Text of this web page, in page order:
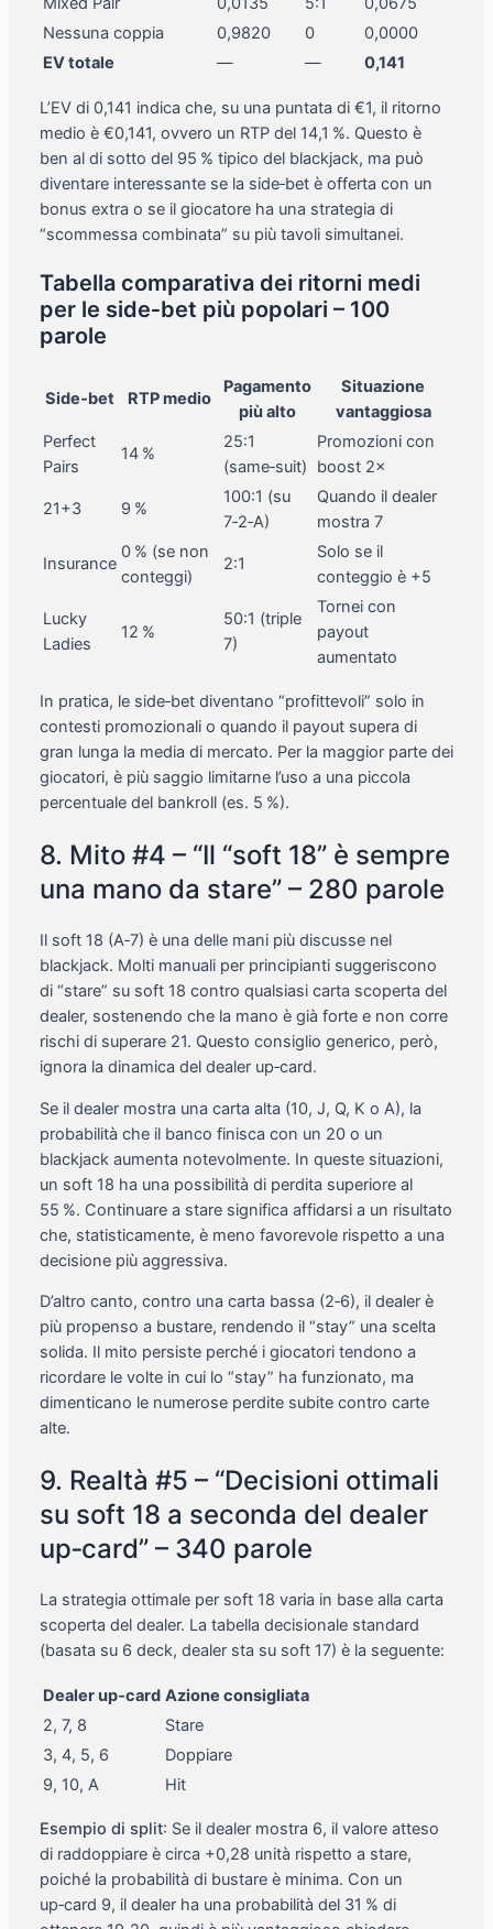
Nessuna coppia
0,9820 0
0,0000
EV totale
— — 0,141
L’EV di 0,141 indica che, su una puntata di €1, il ritorno
medio è €0,141, ovvero un RTP del 14,1 %. Questo è
ben al di sotto del 95 % tipico del blackjack, ma può
diventare interessante se la side‑bet è offerta con un
bonus extra o se il giocatore ha una strategia di
“scommessa combinata” su più tavoli simultanei.
Tabella comparativa dei ritorni medi
per le side‑bet più popolari – 100
parole
Side‑bet RTP medio
Pagamento
più alto
Situazione
vantaggiosa
Perfect
Pairs
14 %
25:1
(same‑suit)
Promozioni con
boost 2×
21+3 9 %
100:1 (su
7‑2‑A)
Quando il dealer
mostra 7
Insurance
0 % (se non
conteggi)
2:1
Solo se il
conteggio è +5
Lucky
Ladies
12 %
50:1 (triple
7)
Tornei con
payout
aumentato
In pratica, le side‑bet diventano “profittevoli” solo in
contesti promozionali o quando il payout supera di
gran lunga la media di mercato. Per la maggior parte dei
giocatori, è più saggio limitarne l’uso a una piccola
percentuale del bankroll (es. 5 %).
8. Mito #4 – “Il “soft 18” è sempre
una mano da stare” – 280 parole
Il soft 18 (A‑7) è una delle mani più discusse nel
blackjack. Molti manuali per principianti suggeriscono
di “stare” su soft 18 contro qualsiasi carta scoperta del
dealer, sostenendo che la mano è già forte e non corre
rischi di superare 21. Questo consiglio generico, però,
ignora la dinamica del dealer up‑card.
Se il dealer mostra una carta alta (10, J, Q, K o A), la
probabilità che il banco finisca con un 20 o un
blackjack aumenta notevolmente. In queste situazioni,
un soft 18 ha una possibilità di perdita superiore al
55 %. Continuare a stare significa affidarsi a un risultato
che, statisticamente, è meno favorevole rispetto a una
decisione più aggressiva.
D’altro canto, contro una carta bassa (2‑6), il dealer è
più propenso a bustare, rendendo il “stay” una scelta
solida. Il mito persiste perché i giocatori tendono a
ricordare le volte in cui lo “stay” ha funzionato, ma
dimenticano le numerose perdite subite contro carte
alte.
9. Realtà #5 – “Decisioni ottimali
su soft 18 a seconda del dealer
up‑card” – 340 parole
La strategia ottimale per soft 18 varia in base alla carta
scoperta del dealer. La tabella decisionale standard
(basata su 6 deck, dealer sta su soft 17) è la seguente:
Dealer up‑card Azione consigliata
2, 7, 8
Stare
3, 4, 5, 6
Doppiare
9, 10, A
Hit
Esempio di split: Se il dealer mostra 6, il valore atteso
di raddoppiare è circa +0,28 unità rispetto a stare,
poiché la probabilità di bustare è minima. Con un
up‑card 9, il dealer ha una probabilità del 31 % di